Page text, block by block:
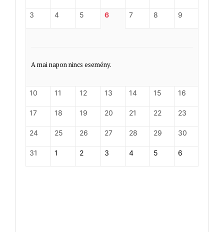
3 4 5 6 7 8 9
A mai napon nincs esemény.
10 11 12 13 14 15 16
17 18 19 20 21 22 23
24 25 26 27 28 29 30
31 1 2 3 4 5 6